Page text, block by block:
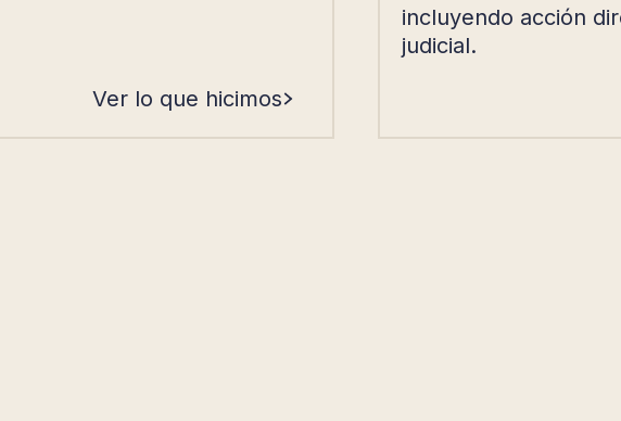
Ver lo que hicimos
incluyendo acción
judicial.